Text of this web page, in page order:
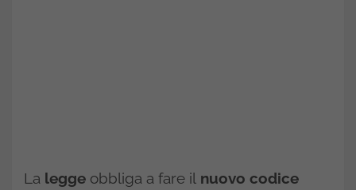
La legge obbliga a fare il nuovo codice